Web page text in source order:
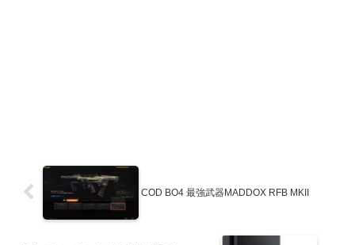
COD BO4 最強武器MADDOX RFB MKII